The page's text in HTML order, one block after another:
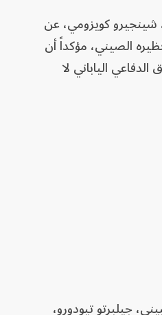
شينجيرو كويزومي، عن
الصيني، مؤكداً أن
الدفاعي الياباني لا
جيلبرتو تيودورو،